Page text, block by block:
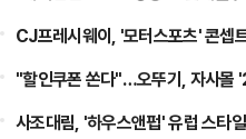
CJ프레시웨이, '모터스포츠' 콘셉
"할인쿠폰 쏜다"…오뚜기, 자사몰
사조대림, '하우스앤펍' 유럽 스타